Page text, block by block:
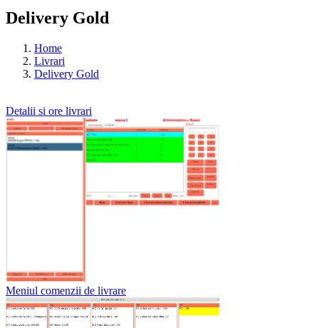
Delivery Gold
Home
Livrari
Delivery Gold
Detalii si ore livrari
Meniul comenzii de livrare